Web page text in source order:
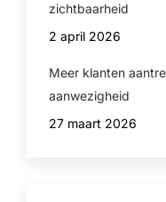
zichtbaarheid
2 april 2026
Meer klanten
aanwezigheid
27 maart 2026